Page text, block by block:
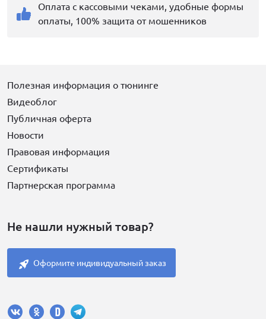
Оплата с кассовыми чеками, удобные формы
оплаты, 100% защита от мошенников
Полезная информация о тюнинге
Видеоблог
Публичная оферта
Новости
Правовая информация
Сертификаты
Партнерская программа
Не нашли нужный товар?
Оформите индивидуальный заказ